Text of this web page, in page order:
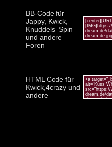
BB-Code für
Jappy, Kwick,
Knuddels, Spin
und andere
Foren
HTML Code für
Kwick,4crazy und
andere